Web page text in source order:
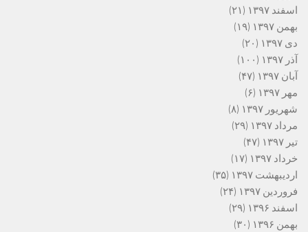
اسفند ۱۳۹۷
(۲۱)
بهمن ۱۳۹۷
(۱۹)
دی ۱۳۹۷
(۲۰)
آذر ۱۳۹۷
(۱۰۰)
آبان ۱۳۹۷
(۴۷)
مهر ۱۳۹۷
(۶)
شهریور ۱۳۹۷
(۸)
مرداد ۱۳۹۷
(۲۹)
تیر ۱۳۹۷
(۴۷)
خرداد ۱۳۹۷
(۱۷)
اردیبهشت ۱۳۹۷
(۳۵)
فروردین ۱۳۹۷
(۲۴)
اسفند ۱۳۹۶
(۲۹)
بهمن ۱۳۹۶
(۳۰)